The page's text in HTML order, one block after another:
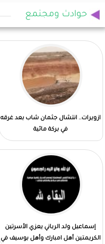
حوادث ومجتمع
ازويرات.. انتشال جثمان شاب بعد غرقه
في بركة مائية
إسماعيل ولد الرباني يعزي الأسرتين
الكريمتين أهل امبارك وأهل بوسيف في